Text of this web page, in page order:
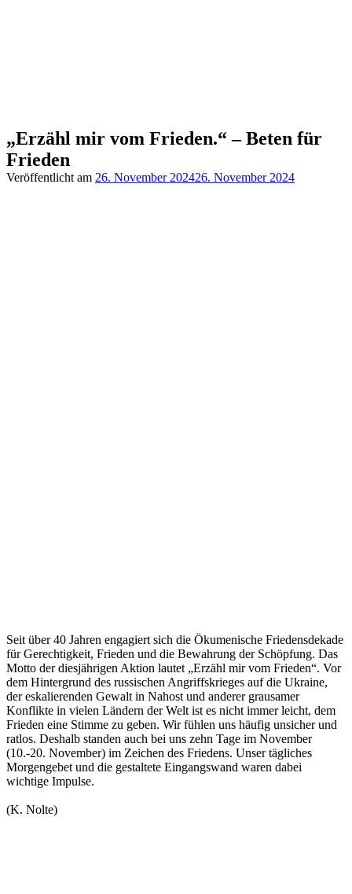
„Erzähl mir vom Frieden.“ – Beten für
Frieden
Veröffentlicht am 26. November 202426. November 2024
Seit über 40 Jahren engagiert sich die Ökumenische Friedensdekade
für Gerechtigkeit, Frieden und die Bewahrung der Schöpfung. Das
Motto der diesjährigen Aktion lautet „Erzähl mir vom Frieden“. Vor
dem Hintergrund des russischen Angriffskrieges auf die Ukraine,
der eskalierenden Gewalt in Nahost und anderer grausamer
Konflikte in vielen Ländern der Welt ist es nicht immer leicht, dem
Frieden eine Stimme zu geben. Wir fühlen uns häufig unsicher und
ratlos. Deshalb standen auch bei uns zehn Tage im November
(10.-20. November) im Zeichen des Friedens. Unser tägliches
Morgengebet und die gestaltete Eingangswand waren dabei
wichtige Impulse.
(K. Nolte)